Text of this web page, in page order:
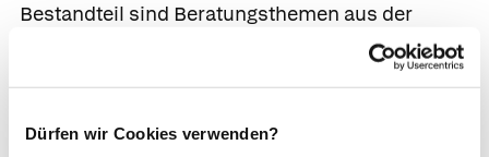
Dürfen wir Cookies verwenden?
Bestandteil sind Beratungsthemen aus der
Apotheke – also zum Beispiel Informationen
über Wirkstoffe oder die richtige Anwendung von